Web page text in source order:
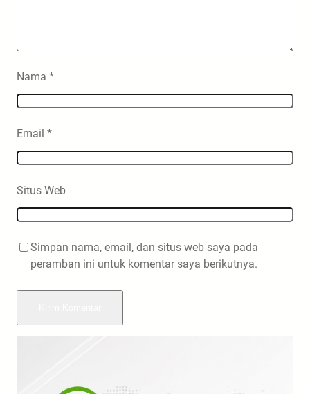
Nama *
Email *
Situs Web
Simpan nama, email, dan situs web saya pada
peramban ini untuk komentar saya berikutnya.